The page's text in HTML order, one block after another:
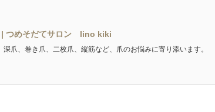
| つめそだてサロン lino kiki
爪、巻き爪、二枚爪、縦筋など、爪のお悩みに寄り添います。